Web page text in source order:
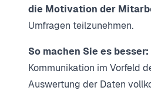
die Motivation der
Umfragen teilzunehmen.
So machen Sie es besser:
Kommunikation im Vorfeld
Auswertung der Daten